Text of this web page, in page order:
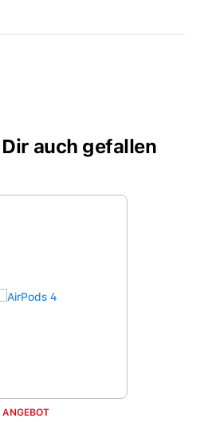
auch gefallen
ANGEBOT